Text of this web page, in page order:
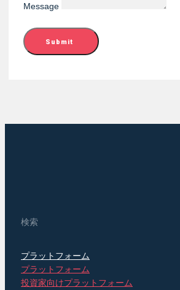
Message
Submit
検索
プラットフォーム
プラットフォーム
投資家向けプラットフォーム